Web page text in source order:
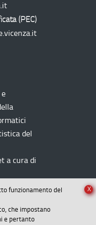
funzionamento del
che impostano
e pertanto
X
(PEC)
del
a cura di